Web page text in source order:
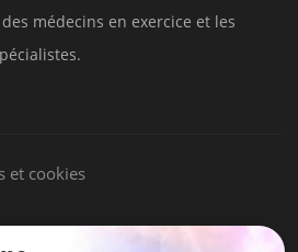
médecins en exercice et les
et cookies